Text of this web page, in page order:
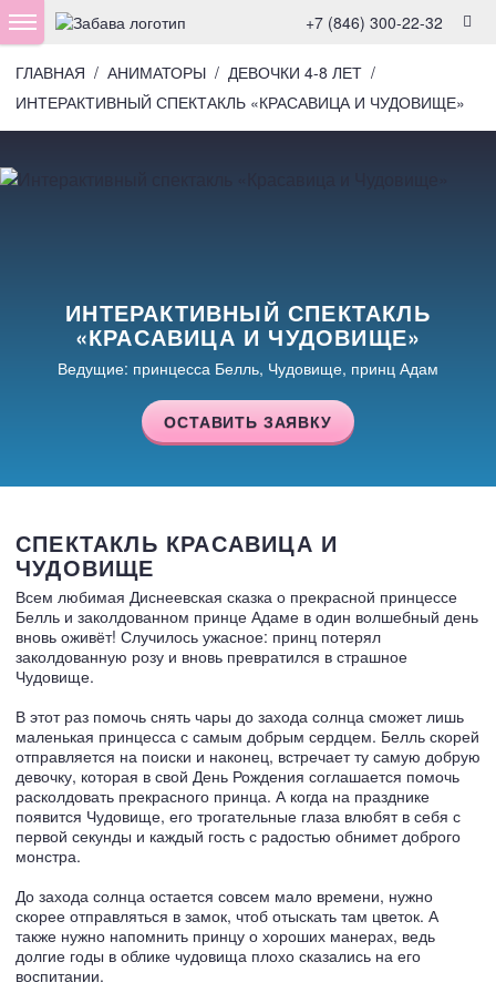
+7 (846) 300-22-32
ГЛАВНАЯ / АНИМАТОРЫ / ДЕВОЧКИ 4-8 ЛЕТ /
ИНТЕРАКТИВНЫЙ СПЕКТАКЛЬ «КРАСАВИЦА И ЧУДОВИЩЕ»
ИНТЕРАКТИВНЫЙ СПЕКТАКЛЬ
«КРАСАВИЦА И ЧУДОВИЩЕ»
Ведущие: принцесса Белль, Чудовище, принц Адам
ОСТАВИТЬ ЗАЯВКУ
СПЕКТАКЛЬ КРАСАВИЦА И
ЧУДОВИЩЕ
Всем любимая Диснеевская сказка о прекрасной принцессе
Белль и заколдованном принце Адаме в один волшебный день
вновь оживёт! Случилось ужасное: принц потерял
заколдованную розу и вновь превратился в страшное
Чудовище.
В этот раз помочь снять чары до захода солнца сможет лишь
маленькая принцесса с самым добрым сердцем. Белль скорей
отправляется на поиски и наконец, встречает ту самую добрую
девочку, которая в свой День Рождения соглашается помочь
расколдовать прекрасного принца. А когда на празднике
появится Чудовище, его трогательные глаза влюбят в себя с
первой секунды и каждый гость с радостью обнимет доброго
монстра.
До захода солнца остается совсем мало времени, нужно
скорее отправляться в замок, чтоб отыскать там цветок. А
также нужно напомнить принцу о хороших манерах, ведь
долгие годы в облике чудовища плохо сказались на его
воспитании.